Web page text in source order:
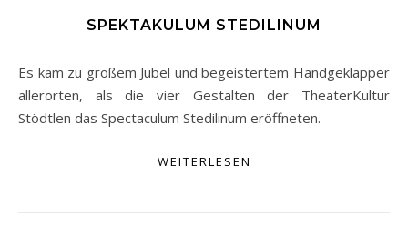
SPEKTAKULUM STEDILINUM
Es kam zu großem Jubel und begeistertem Handgeklapper
allerorten, als die vier Gestalten der TheaterKultur
Stödtlen das Spectaculum Stedilinum eröffneten.
WEITERLESEN